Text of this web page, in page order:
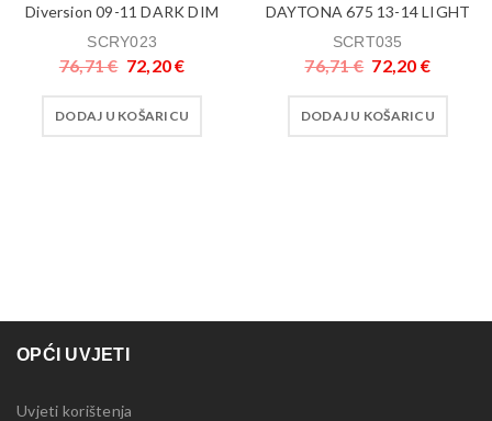
Diversion 09-11 DARK DIM
SCRY023
76,71€ 72,20€
DODAJ U KOŠARICU
DAYTONA 675 13-14 LIGHT
SCRT035
76,71€ 72,20 €
DODAJ U KOŠARICU
OPĆI UVJETI
Uvjeti korištenja